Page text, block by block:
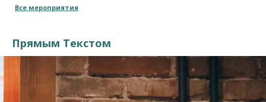
Все мероприятия
Прямым Текстом